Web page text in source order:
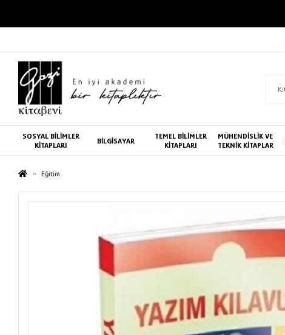
SOSYAL BİLİMLER
KİTAPLARI
BİLGİSAYAR
TEMEL BİLİMLER
KİTAPLARI
MÜHENDİSLİK VE
TEKNİK KİTAPLAR
Eğitim